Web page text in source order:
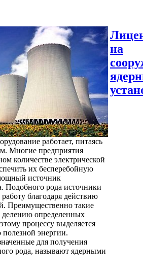
работает, питаясь
Многие предприятия
количестве электрической
их бесперебойную
источник
Подобного рода источники
благодаря действию
Преимущественно такие
делению определенных
процессу выделяется
полезной энергии.
для получения
рода, называют ядерными
на